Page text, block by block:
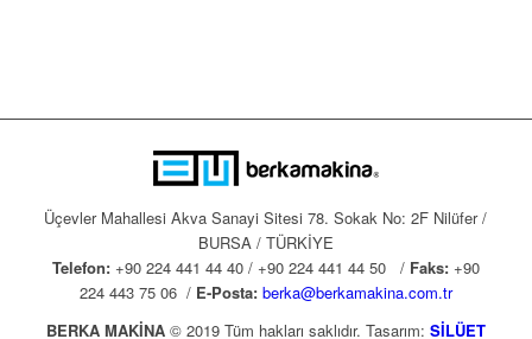
Üçevler Mahallesi Akva Sanayi Sitesi 78. Sokak No: 2F Nilüfer /
BURSA / TÜRKİYE
Telefon:+90 224 441 44 40 / +90 224 441 44 50 / Faks:+90
224 443 75 06 / E-Posta: berka@berkamakina.com.tr
BERKA MAKİNA© 2019 Tüm hakları saklıdır. Tasarım: SİLÜET